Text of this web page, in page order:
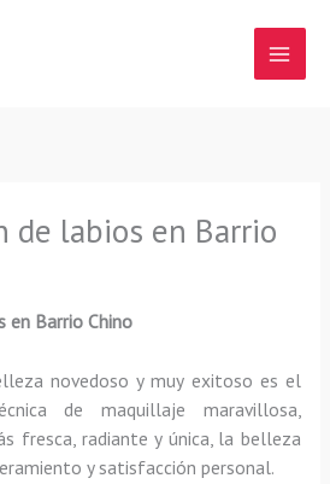
de labios en Barrio
en Barrio Chino
novedoso y muy exitoso es el
de maquillaje maravillosa,
fresca, radiante y única, la belleza
y satisfacción personal.